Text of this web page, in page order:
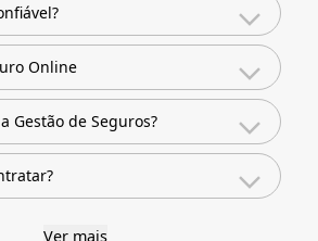
Online
Gestão de Seguros?
Ver mais